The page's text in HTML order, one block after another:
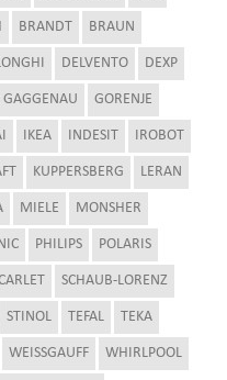
BRANDT BRAUN
DELVENTO DEXP
GAGGENAU GORENJE
IKEA INDESIT IROBOT
KUPPERSBERG LERAN
MIELE MONSHER
PHILIPS POLARIS
SCHAUB-LORENZ
STINOL TEFAL TEKA
WEISSGAUFF WHIRLPOOL